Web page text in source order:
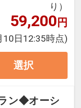
人気の【オ
ーにあり、
るジェット
り）
59,200円
10日12:35時点)
選択
ラン◆オーシ